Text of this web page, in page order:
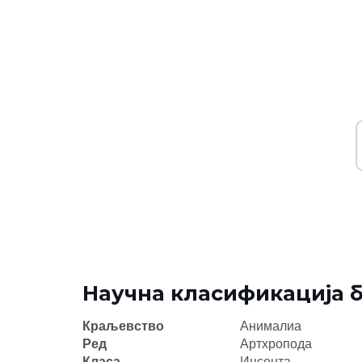
Научна класификација
Краљевство
Анималиа
Ред
Артхропода